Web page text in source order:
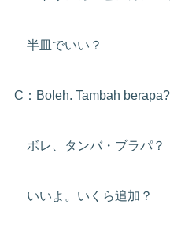
半皿でいい？
C：Boleh. Tambah berapa?
ボレ、タンバ・ブラパ？
いいよ。いくら追加？